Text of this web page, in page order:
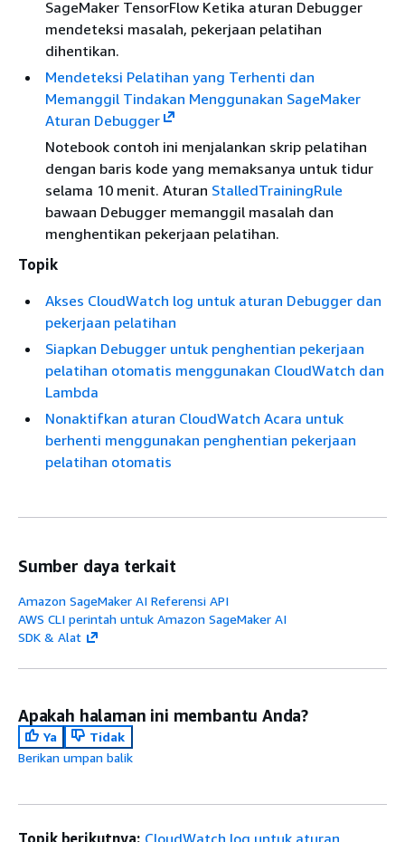
SageMaker TensorFlow Ketika aturan Debugger
mendeteksi masalah, pekerjaan pelatihan
dihentikan.
Mendeteksi Pelatihan yang Terhenti dan
Memanggil Tindakan Menggunakan SageMaker
Aturan Debugger
Notebook contoh ini menjalankan skrip pelatihan
dengan baris kode yang memaksanya untuk tidur
selama 10 menit. Aturan StalledTrainingRule
bawaan Debugger memanggil masalah dan
menghentikan pekerjaan pelatihan.
Topik
Akses CloudWatch log untuk aturan Debugger dan
pekerjaan pelatihan
Siapkan Debugger untuk penghentian pekerjaan
pelatihan otomatis menggunakan CloudWatch dan
Lambda
Nonaktifkan aturan CloudWatch Acara untuk
berhenti menggunakan penghentian pekerjaan
pelatihan otomatis
Sumber daya terkait
Amazon SageMaker AI Referensi API
AWS CLI perintah untuk Amazon SageMaker AI
SDK & Alat
Apakah halaman ini membantu Anda?
Ya
Tidak
Berikan umpan balik
Topik berikutnya: CloudWatch log untuk aturan